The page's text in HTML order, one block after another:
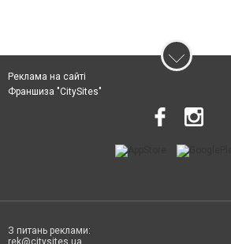
Реклама на сайті
Франшиза "CitySites"
З питань реклами:
rek@citysites.ua